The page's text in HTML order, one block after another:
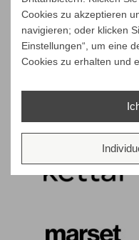
Cookies zu akzeptieren
navigieren; oder klicken
Einstellungen“, um eine
Cookies zu erhalten und